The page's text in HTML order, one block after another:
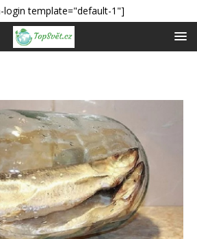
login template="default-1"]